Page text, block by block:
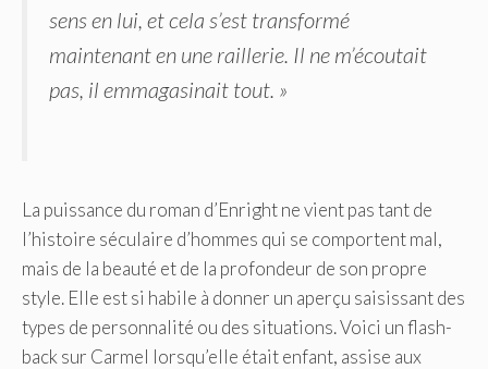
sens en lui, et cela s’est transformé
maintenant en une raillerie. Il ne m’écoutait
pas, il emmagasinait tout. »
La puissance du roman d’Enright ne vient pas tant de
l’histoire séculaire d’hommes qui se comportent mal,
mais de la beauté et de la profondeur de son propre
style. Elle est si habile à donner un aperçu saisissant des
types de personnalité ou des situations. Voici un flash-
back sur Carmel lorsqu’elle était enfant, assise aux